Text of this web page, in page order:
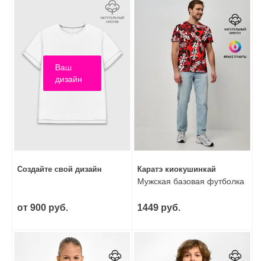
Ваш
дизайн
Создайте свой дизайн
от 900 руб.
Каратэ киокушинкай
Мужская базовая футболка
1449 руб.